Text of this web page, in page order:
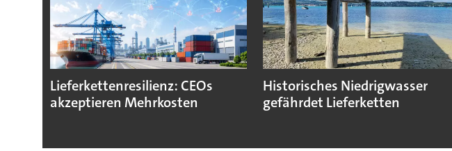
Lieferkettenresilienz: CEOs
akzeptieren Mehrkosten
Historisches Niedrigwasser
gefährdet Lieferketten